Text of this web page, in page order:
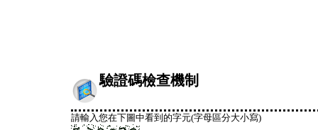
驗證碼檢查機制
請輸入您在下圖中看到的字元(字母區分大小寫)